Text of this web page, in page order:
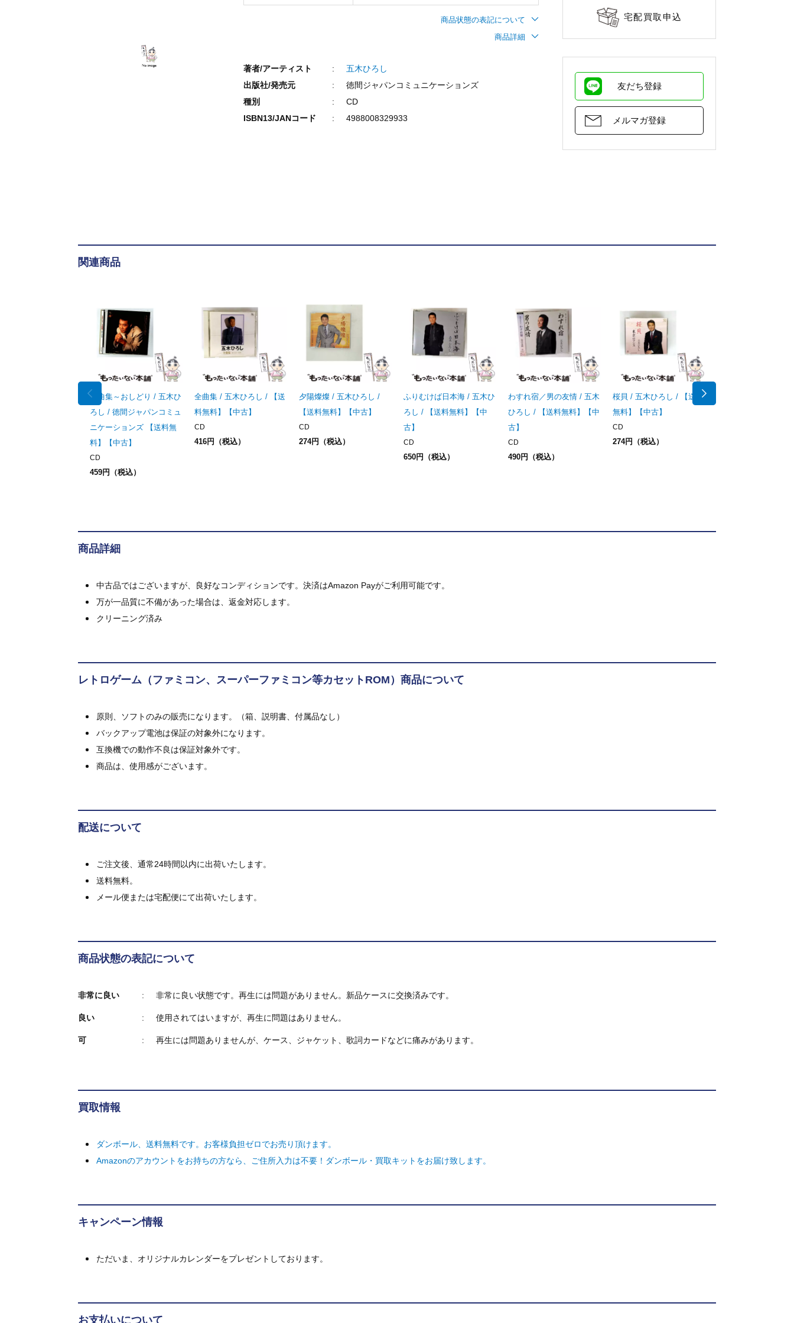
宅配買取申込
友だち登録
メルマガ登録
商品状態の表記について
商品詳細
著者/アーティスト
五木ひろし
出版社/発売元
徳間ジャパンコミュニケーションズ
種別
CD
ISBN13/JANコード
4988008329933
関連商品
全曲集～おしどり / 五木ひ
ろし / 徳間ジャパンコミュ
ニケーションズ 【送料無
料】【中古】
CD
459円（税込）
全曲集 / 五木ひろし / 【送
料無料】【中古】
CD
416円（税込）
夕陽燦燦 / 五木ひろし /
【送料無料】【中古】
CD
274円（税込）
ふりむけば日本海 / 五木ひ
ろし / 【送料無料】【中
古】
CD
650円（税込）
わすれ宿／男の友情 / 五木
ひろし / 【送料無料】【中
古】
CD
490円（税込）
桜貝 / 五木ひろし / 【送料
無料】【中古】
CD
274円（税込）
商品詳細
中古品ではございますが、良好なコンディションです。決済はAmazon Payがご利用可能です。
万が一品質に不備があった場合は、返金対応します。
クリーニング済み
レトロゲーム（ファミコン、スーパーファミコン等カセットROM）商品について
原則、ソフトのみの販売になります。（箱、説明書、付属品なし）
バックアップ電池は保証の対象外になります。
互換機での動作不良は保証対象外です。
商品は、使用感がございます。
配送について
ご注文後、通常24時間以内に出荷いたします。
送料無料。
メール便または宅配便にて出荷いたします。
商品状態の表記について
非常に良い 非常に良い状態です。再生には問題がありません。新品ケースに交換済みです。
良い 使用されてはいますが、再生に問題はありません。
可 再生には問題ありませんが、ケース、ジャケット、歌詞カードなどに痛みがあります。
買取情報
ダンボール、送料無料です。お客様負担ゼロでお売り頂けます。
Amazonのアカウントをお持ちの方なら、ご住所入力は不要！ダンボール・買取キットをお届け致します。
キャンペーン情報
ただいま、オリジナルカレンダーをプレゼントしております。
お支払いについて